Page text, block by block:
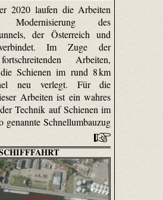
2020 laufen die Arbeiten
des
der Österreich und
Im Zuge der
Arbeiten,
Schienen im rund 8 km
neu verlegt. Für die
Arbeiten ist ein wahres
Technik auf Schienen im
genannte Schnellumbauzug